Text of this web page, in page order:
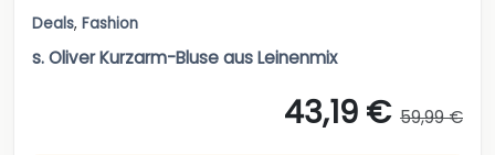
Deals, Fashion
s. Oliver Kurzarm-Bluse aus Leinenmix
43,19 € 59,99 €